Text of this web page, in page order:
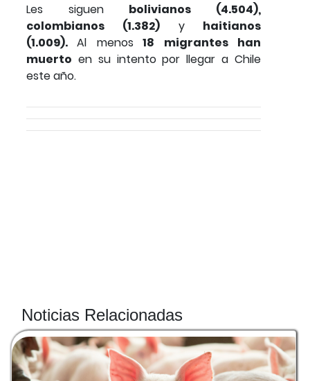
Les siguen bolivianos (4.504),
colombianos (1.382) yhaitianos
(1.009).Al menos 18 migrantes han
muerto en su intento por llegar a Chile
este año.
Noticias Relacionadas